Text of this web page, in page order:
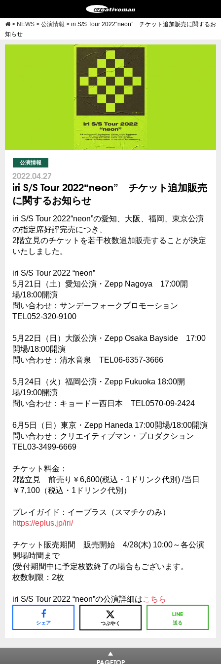
> NEWS > 公演情報 > iri S/S Tour 2022“neon” チケット追加販売に関するお
知らせ
公演情報
2022.04.27
iri S/S Tour 2022“neon” チケット追加販売
に関するお知らせ
iri S/S Tour 2022“neon”の愛知、大阪、福岡、東京公演
の指定席好評完売につき、
2階立見のチケットを若干枚数追加販売することが決定
いたしました。
iri S/S Tour 2022 “neon”
5月21日（土）愛知公演・Zepp Nagoya 17:00開
場/18:00開演
問い合わせ：サンデーフォークプロモーション
TEL052-320-9100
5月22日（日）大阪公演・Zepp Osaka Bayside 17:00
開場/18:00開演
問い合わせ：清水音泉 TEL06-6357-3666
5月24日（火）福岡公演・Zepp Fukuoka 18:00開
場/19:00開演
問い合わせ：キョードー西日本 TEL0570-09-2424
6月5日（日）東京・Zepp Haneda 17:00開場/18:00開演
問い合わせ：クリエイティブマン・プロダクション
TEL03-3499-6669
チケット料金：
2階立見 前売り￥6,600(税込・1ドリンク代別) /当日
￥7,100（税込・1ドリンク代別）
プレイガイド：イープラス（スマチケのみ）
https://eplus.jp/iri/
チケット販売期間 販売開始 4/28(木) 10:00～各公演
開場時間まで
(受付期間中に予定枚数終了の場合もございます。
枚数制限：2枚
iri S/S Tour 2022 “neon”の公演詳細はこちら
シェア つぶやく 送る